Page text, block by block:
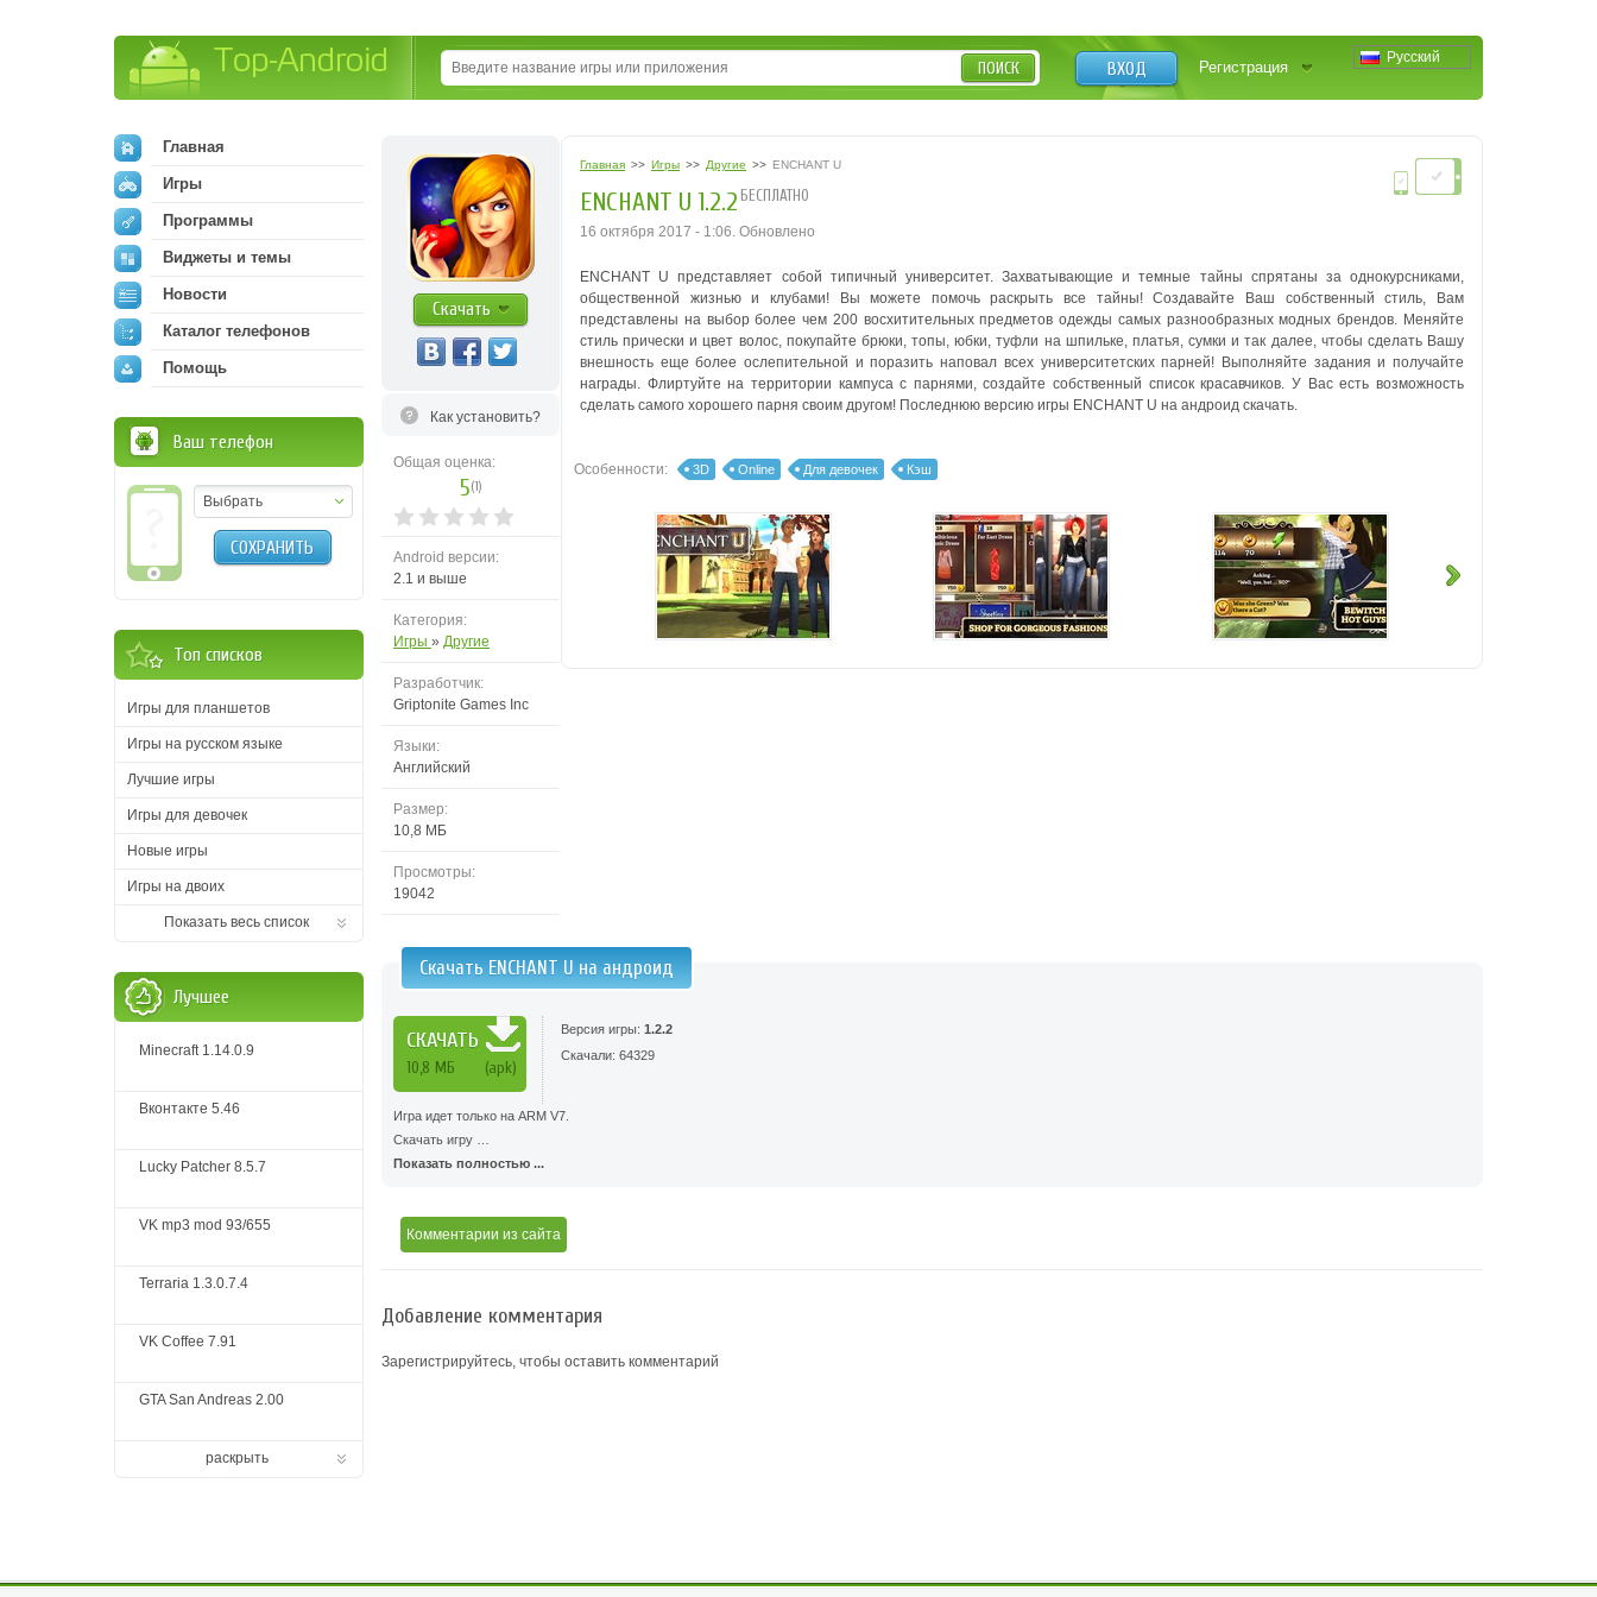
Русский
ВХОД Регистрация
ПОИСК
Скачать
Как установить?
Общая оценка:
5(1)
Android версии:
2.1 и выше
Категория:
Игры » Другие
Разработчик:
Griptonite Games Inc
Языки:
Английский
Размер:
10,8 MБ
Просмотры:
19042
Главная >> Игры >> Другие >> ENCHANT U
ENCHANT U 1.2.2 БЕСПЛАТНО
16 октября 2017 - 1:06. Обновлено
ENCHANT U представляет собой типичный университет. Захватывающие и темные тайны спрятаны за однокурсниками,
общественной жизнью и клубами! Вы можете помочь раскрыть все тайны! Создавайте Ваш собственный стиль, Вам
представлены на выбор более чем 200 восхитительных предметов одежды самых разнообразных модных брендов. Меняйте
стиль прически и цвет волос, покупайте брюки, топы, юбки, туфли на шпильке, платья, сумки и так далее, чтобы сделать Вашу
внешность еще более ослепительной и поразить наповал всех университетских парней! Выполняйте задания и получайте
награды. Флиртуйте на территории кампуса с парнями, создайте собственный список красавчиков. У Вас есть возможность
сделать самого хорошего парня своим другом! Последнюю версию игры ENCHANT U на андроид скачать.
Особенности: 3D Online Для девочек Кэш
Скачать ENCHANT U на андроид
СКАЧАТЬ
10,8 MБ (apk)
Версия игры: 1.2.2
Скачали: 64329
Игра идет только на ARM V7.
Скачать игру …
Показать полностью ...
Комментарии из сайта
Добавление комментария
Зарегистрируйтесь, чтобы оставить комментарий
Главная
Игры
Программы
Виджеты и темы
Новости
Каталог телефонов
Помощь
Ваш телефон
Выбрать
СОХРАНИТЬ
Топ списков
Игры для планшетов
Игры на русском языке
Лучшие игры
Игры для девочек
Новые игры
Игры на двоих
Показать весь список
Лучшее
Minecraft 1.14.0.9
Вконтакте 5.46
Lucky Patcher 8.5.7
VK mp3 mod 93/655
Terraria 1.3.0.7.4
VK Coffee 7.91
GTA San Andreas 2.00
раскрыть